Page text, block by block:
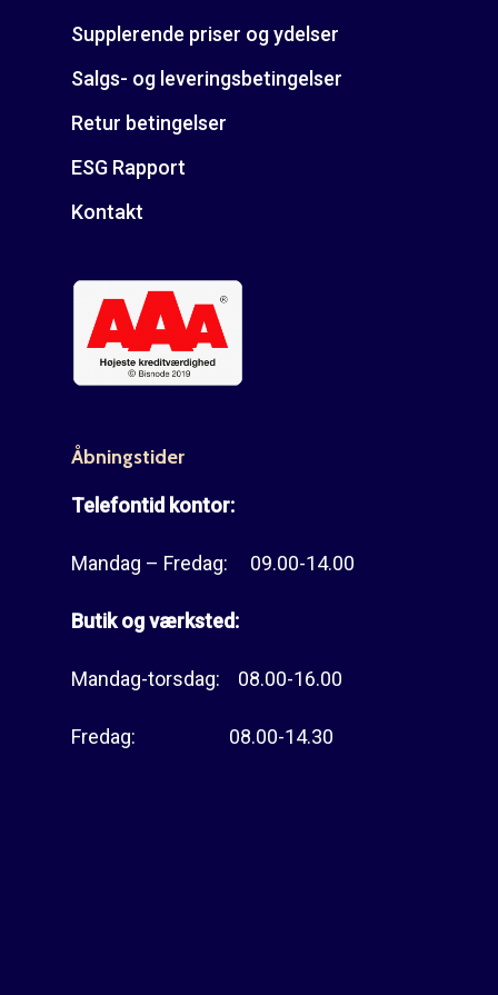
Supplerende priser og ydelser
Salgs- og leveringsbetingelser
Retur betingelser
ESG Rapport
Kontakt
Åbningstider
Telefontid kontor:
Mandag – Fredag: 09.00-14.00
Butik og værksted:
Mandag-torsdag: 08.00-16.00
Fredag: 08.00-14.30